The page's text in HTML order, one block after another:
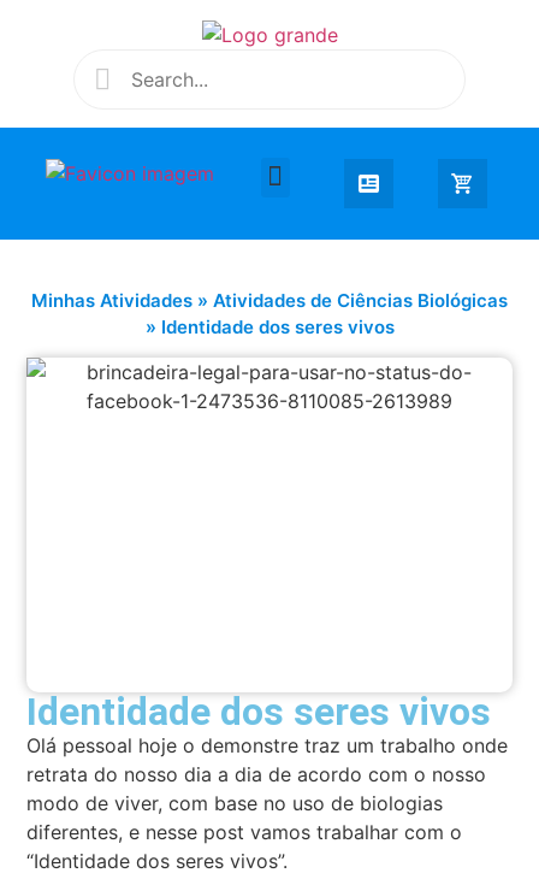
Minhas Atividades » Atividades de Ciências Biológicas
» Identidade dos seres vivos
Identidade dos seres vivos
Olá pessoal hoje o demonstre traz um trabalho onde
retrata do nosso dia a dia de acordo com o nosso
modo de viver, com base no uso de biologias
diferentes, e nesse post vamos trabalhar com o
“Identidade dos seres vivos”.